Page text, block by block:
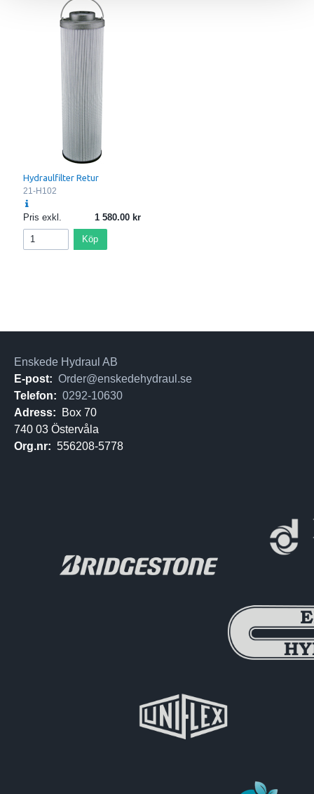
Hydraulfilter Retur
21-H102
Pris exkl. 1 580.00
Köp
Enskede Hydraul AB
E-post: Order@enskedehydraul.se
Telefon: 0292-10630
Adress:
Box 70
740 03 Östervåla
Org.nr: 556208-5778